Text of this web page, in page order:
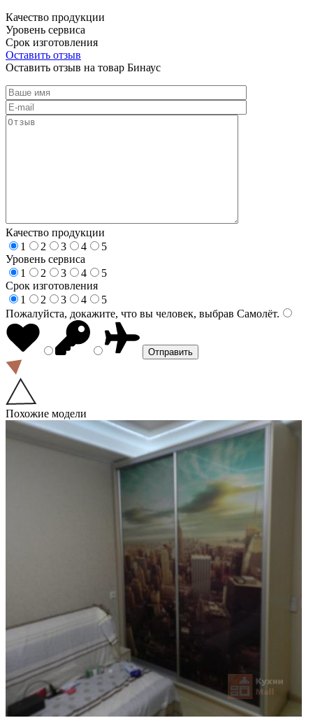
Качество продукции
Уровень сервиса
Срок изготовления
Оставить отзыв
Оставить отзыв на товар Бинаус
Качество продукции
1
2 3 4
5
Уровень сервиса
1
2 3 4
5
Срок изготовления
1
2 3 4
5
Пожалуйста, докажите, что вы человек, выбрав Самолёт.
Похожие модели